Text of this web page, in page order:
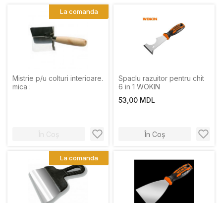
Mistrie p/u colturi interioare.
mica :
În Coș
La comanda
Spaclu razuitor pentru chit
6 in 1 WOKIN
53,00 MDL
În Coș
La comanda